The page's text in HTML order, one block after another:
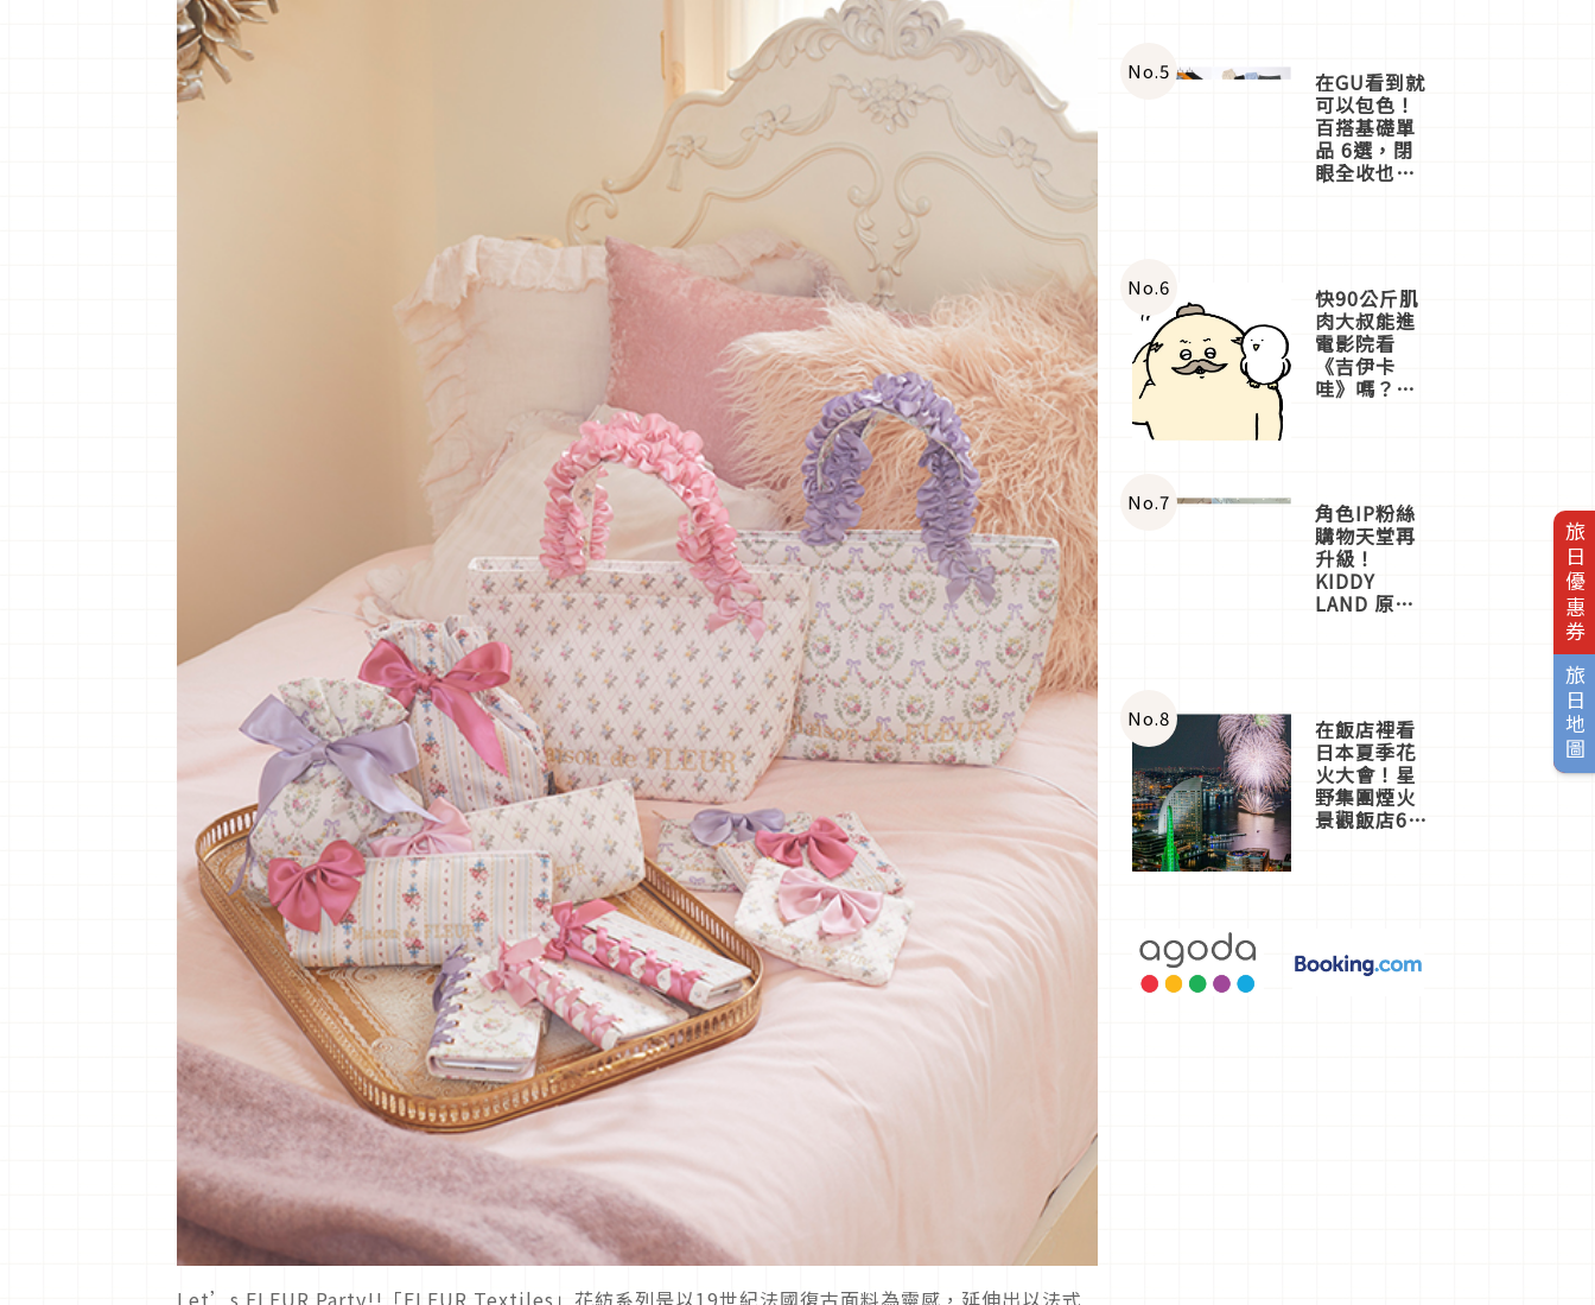
旅日優惠券
旅日地圖
Let’s FLEUR Party!!「FLEUR Textiles」花紡系列是以19世紀法國復古面料為靈感，延伸出以法式
No.5 在GU看到就
可以包色！
百搭基礎單
品 6選，閉
眼全收也不
No.6 快90公斤肌
肉大叔能進
電影院看
《吉伊卡
哇》嗎？日
一同給出了
答案
No.7 角色IP粉絲
購物天堂再
升級！
KIDDY
LAND 原宿
店3分即達
No.8 在飯店裡看
日本夏季花
火大會！星
野集團煙火
景觀飯店6